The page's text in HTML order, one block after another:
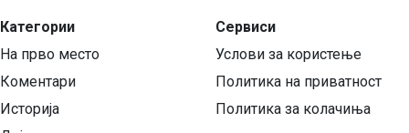
Категории
На прво место
Коментари
Историја
Сервиси
Услови за користење
Политика на приватност
Политика за колачиња